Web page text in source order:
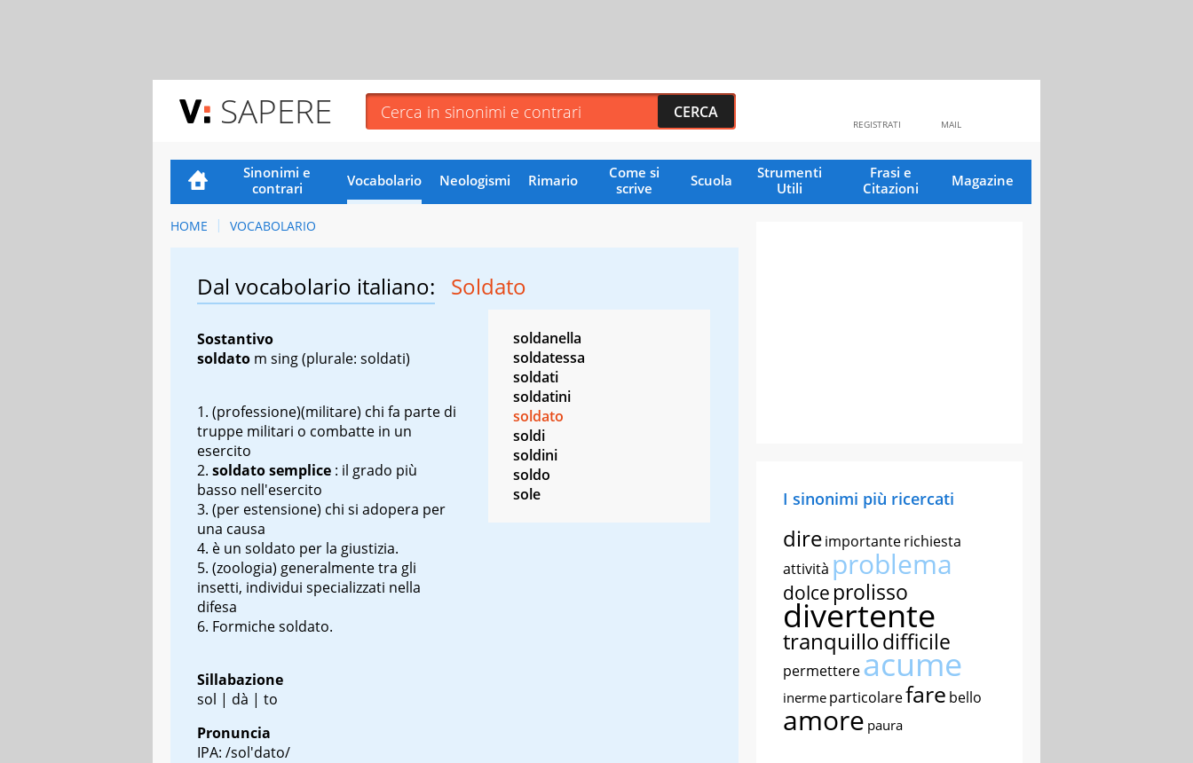
SAPERE MAIL
REGISTRATI
Sinonimi e
contrari
Vocabolario Neologismi Rimario
Come si
scrive
Scuola
Strumenti
Utili
Frasi e
Citazioni
Magazine
HOME VOCABOLARIO
Dal vocabolario italiano: Soldato
Sostantivo
soldato m sing(plurale: soldati)
(professione)(militare) chi fa parte di
truppe militari o combatte in un
esercito
soldato semplice : il grado più
basso nell'esercito
(per estensione) chi si adopera per
una causa
è un soldato per la giustizia.
(zoologia) generalmente tra gli
insetti, individui specializzati nella
difesa
Formiche soldato.
Sillabazione
sol | dà | to
Pronuncia
IPA: /sol'dato/
soldanella
soldatessa
soldati
soldatini
soldato
soldi
soldini
soldo
sole
I sinonimi più ricercati
direimportanterichiesta
attività problema
dolce prolisso
divertente
tranquillodifficile
permettereacume
inerme particolarefare bello
amore paura